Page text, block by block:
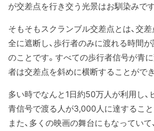
が交差点を行き交う光景はお馴染みです
そもそもスクランブル交差点とは、交
全に遮断し、歩行者のみに渡れる時間
のことです。すべての歩行者信号が青
者は交差点を斜めに横断することができ
多い時でなんと1日約50万人が利用し、
青信号で渡る人が3,000人に達すること
また、多くの映画の舞台にもなっていて